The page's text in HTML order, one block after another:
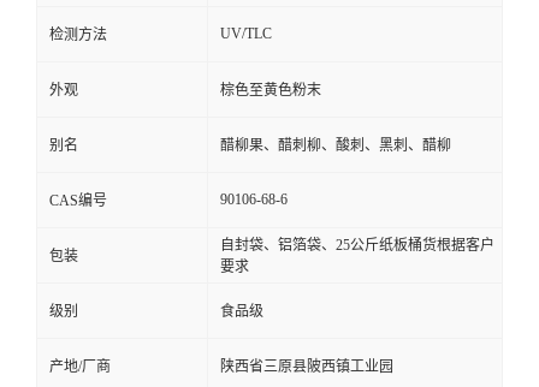
检测方法 UV/TLC
外观 棕色至黄色粉末
别名 醋柳果、醋刺柳、酸刺、黑刺、醋柳
CAS编号 90106-68-6
包装
自封袋、铝箔袋、25公斤纸板桶货根据客户
要求
级别 食品级
产地/厂商 陕西省三原县陂西镇工业园